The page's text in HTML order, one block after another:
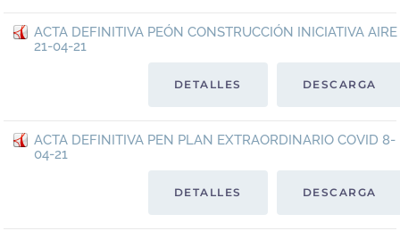
ACTA DEFINITIVA PEÓN CONSTRUCCIÓN INICIATIVA AIRE
21-04-21
DESCARGA
DETALLES
ACTA DEFINITIVA PEN PLAN EXTRAORDINARIO COVID 8-
04-21
DESCARGA
DETALLES